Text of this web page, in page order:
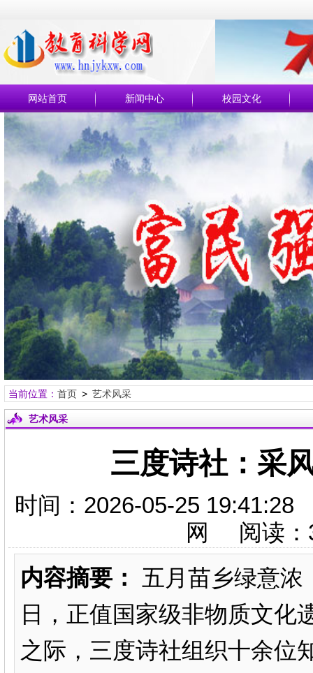
网站首页 新闻中心 校园文化
当前位置： 首页> 艺术风采
艺术风采
三度诗社：采
时间：2026-05-25
网 阅读：
内容摘要：
五月苗乡绿意浓
日，正值国家级非物质文化
之际，三度诗社组织十余位